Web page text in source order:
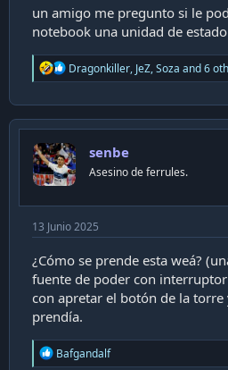
un amigo me pregunto si le
notebook una unidad de
R
e
c
t
o
n
s
Dragonkiller, JeZ,Soza and 6
senbe
Asesino de ferrules.
13 Junio 2025
¿Cómo se prende esta weá?
fuente de poder con
con apretar el botón de la torre
prendía.
R
e
Bafgandalf